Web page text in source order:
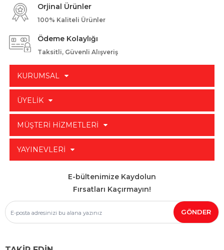
Orjinal Ürünler
100% Kaliteli Ürünler
Ödeme Kolaylığı
Taksitli, Güvenli Alışveriş
KURUMSAL
ÜYELİK
MÜŞTERİ HİZMETLERİ
YAYINEVLERİ
E-bültenimize Kaydolun
Fırsatları Kaçırmayın!